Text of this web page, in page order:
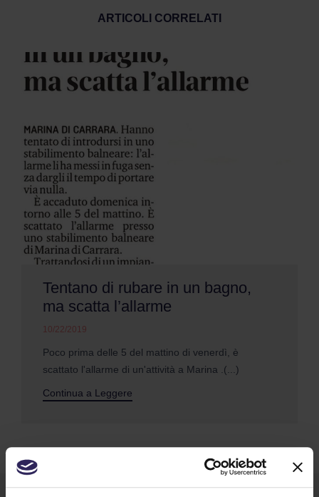
ARTICOLI CORRELATI
Tentano di rubare in un bagno,
ma scatta l’allarme
10/22/2019
Poco prima delle 5 del mattino di venerdì, è
scattato l'allarme di un'attività a Marina .(...)
Continua a Leggere